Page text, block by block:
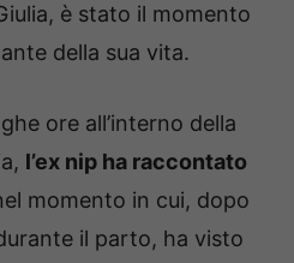
è stato il momento
della sua vita.
ore all’interno della
l’ex nip ha raccontato
momento in cui, dopo
il parto, ha visto